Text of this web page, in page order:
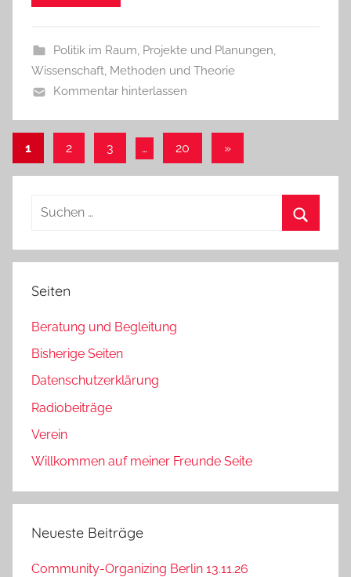
Politik im Raum, Projekte und Planungen,
Wissenschaft, Methoden und Theorie
Kommentar hinterlassen
Seitennummerierung
der
Beiträge
1 2 3 … 20
Nächste
»
Suchen
Seiten
Beratung und Begleitung
Bisherige Seiten
Datenschutzerklärung
Radiobeiträge
Verein
Willkommen auf meiner Freunde Seite
Neueste Beiträge
Community-Organizing Berlin 13.11.26